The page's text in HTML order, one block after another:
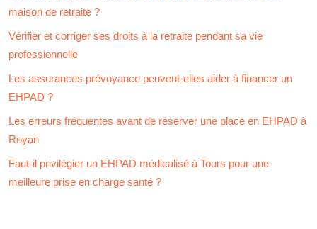
maison de retraite ?
Vérifier et corriger ses droits à la retraite pendant sa vie
professionnelle
Les assurances prévoyance peuvent-elles aider à financer un
EHPAD ?
Les erreurs fréquentes avant de réserver une place en EHPAD à
Royan
Faut-il privilégier un EHPAD médicalisé à Tours pour une
meilleure prise en charge santé ?